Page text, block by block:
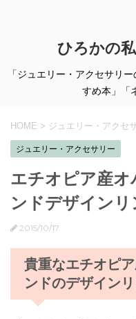
ひろかの
「ジュエリー・アクセサリ
すめ本」「
HOME > ジュエリー・アクセ
ジュエリー・アクセサリー
エチオピア産
ンドデザインリ
2015/10/17
貴重なエチオピ
ンドのデザイン